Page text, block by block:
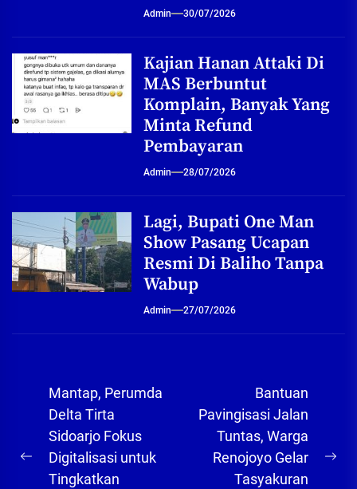
Admin 30/07/2026
Kajian Hanan Attaki Di
MAS Berbuntut
Komplain, Banyak Yang
Minta Refund
Pembayaran
Admin 28/07/2026
Lagi, Bupati One Man
Show Pasang Ucapan
Resmi Di Baliho Tanpa
Wabup
Admin 27/07/2026
Navigasi
pos
Previous
Mantap, Perumda
Delta Tirta
Sidoarjo Fokus
Digitalisasi untuk
Tingkatkan
Bantuan
Pavingisasi Jalan
Tuntas, Warga
Renojoyo Gelar
Tasyakuran